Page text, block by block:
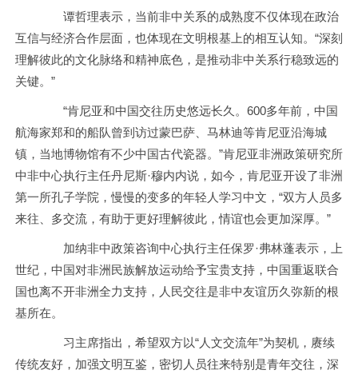
谭哲理表示，当前非中关系的成熟度不仅体现在政治
互信与经济合作层面，也体现在文明根基上的相互认知。“深刻
理解彼此的文化脉络和精神底色，是推动非中关系行稳致远的
关键。”
“肯尼亚和中国交往历史悠远长久。600多年前，中国
航海家郑和的船队曾到访过蒙巴萨、马林迪等肯尼亚沿海城
镇，当地博物馆有不少中国古代瓷器。”肯尼亚非洲政策研究所
中非中心执行主任丹尼斯·穆内内说，如今，肯尼亚开设了非洲
第一所孔子学院，慢慢的变多的年轻人学习中文，“双方人员多
来往、多交流，有助于更好理解彼此，情谊也会更加深厚。”
加纳非中政策咨询中心执行主任保罗·弗林蓬表示，上
世纪，中国对非洲民族解放运动给予宝贵支持，中国重返联合
国也离不开非洲全力支持，人民交往是非中友谊历久弥新的根
基所在。
习主席指出，希望双方以“人文交流年”为契机，赓续
传统友好，加强文明互鉴，密切人员往来特别是青年交往，深